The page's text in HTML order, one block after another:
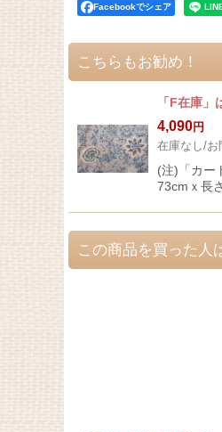
Facebookでシェア
こちらもお勧め！
「F在庫
4,090円
在庫なし/お
(注)「カー
73cmｘ長
この商品を買った人